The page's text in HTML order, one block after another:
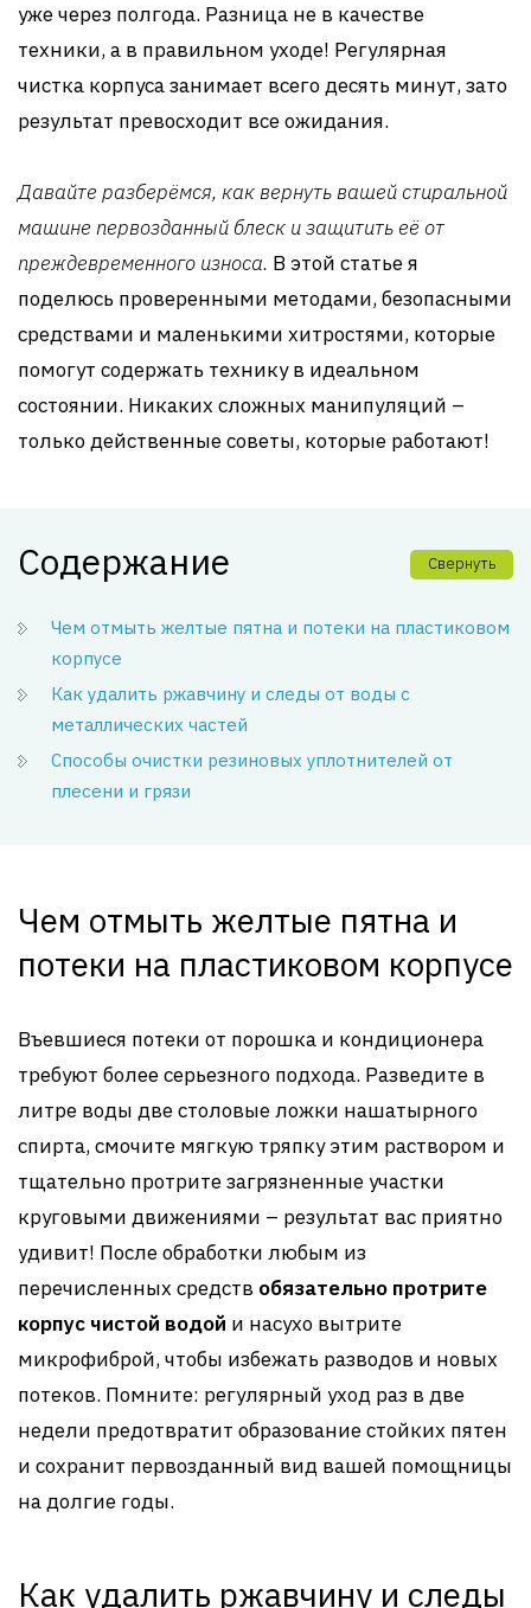
уже через полгода. Разница не в качестве
техники, а в правильном уходе! Регулярная
чистка корпуса занимает всего десять минут, зато
результат превосходит все ожидания.
Давайте разберёмся, как вернуть вашей стиральной
машине первозданный блеск и защитить её от
преждевременного износа. В этой статье я
поделюсь проверенными методами, безопасными
средствами и маленькими хитростями, которые
помогут содержать технику в идеальном
состоянии. Никаких сложных манипуляций –
только действенные советы, которые работают!
Содержание Свернуть
Чем отмыть желтые пятна и потеки на пластиковом
корпусе
Как удалить ржавчину и следы от воды с
металлических частей
Способы очистки резиновых уплотнителей от
плесени и грязи
Чем отмыть желтые пятна и
потеки на пластиковом корпусе
Въевшиеся потеки от порошка и кондиционера
требуют более серьезного подхода. Разведите в
литре воды две столовые ложки нашатырного
спирта, смочите мягкую тряпку этим раствором и
тщательно протрите загрязненные участки
круговыми движениями – результат вас приятно
удивит! После обработки любым из
перечисленных средств обязательно протрите
корпус чистой водой и насухо вытрите
микрофиброй, чтобы избежать разводов и новых
потеков. Помните: регулярный уход раз в две
недели предотвратит образование стойких пятен
и сохранит первозданный вид вашей помощницы
на долгие годы.
Как удалить ржавчину и следы